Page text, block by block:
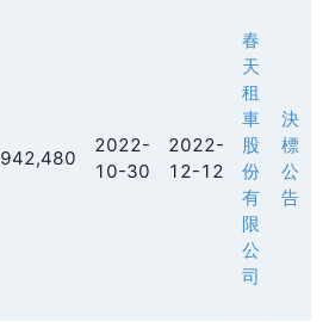
942,480
2022-
10-30
2022-
12-12
春
天
租
車
股
份
有
限
公
司
決
標
公
告